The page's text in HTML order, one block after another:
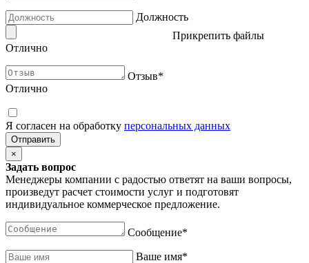
Должность
Прикрепить файлы
Отлично
Отзыв*
Отлично
Я согласен на обработку персональных данных
×
Задать вопрос
Менеджеры компании с радостью ответят на ваши вопросы,
произведут расчет стоимости услуг и подготовят
индивидуальное коммерческое предложение.
Сообщение*
Ваше имя*